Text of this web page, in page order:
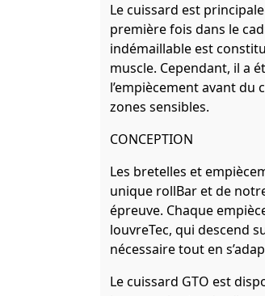
Le cuissard est
première fois dans le
indémaillable est
muscle. Cependant, il a
l’empiècement avant du
zones sensibles.
CONCEPTION
Les bretelles et
unique rollBar et de
épreuve. Chaque
louvreTec, qui descend
nécessaire tout en
Le cuissard GTO est